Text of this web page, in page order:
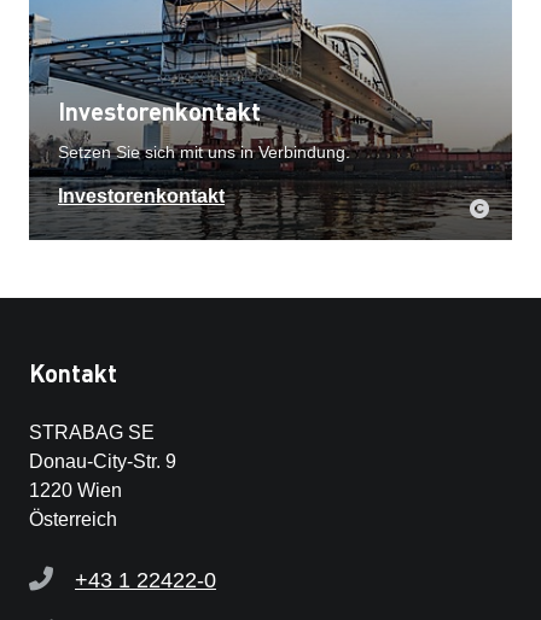
Investorenkontakt
Setzen Sie sich mit uns in Verbindung.
Investorenkontakt
Kontakt
STRABAG SE
Donau-City-Str. 9
1220 Wien
Österreich
+43 1 22422-0